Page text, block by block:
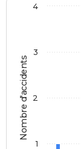
Nombre d'accidents
1
2
3
4